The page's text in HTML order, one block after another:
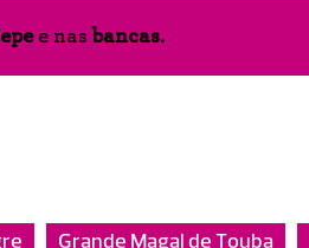
e nas bancas.
Grande Magal de Touba